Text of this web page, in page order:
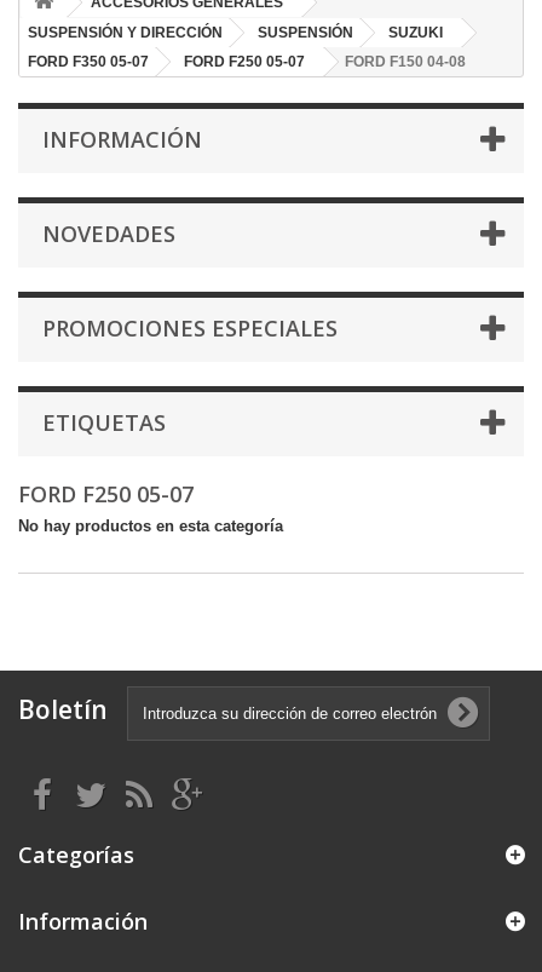
SUSPENSIÓN Y DIRECCIÓN
SUSPENSIÓN
SUZUKI
FORD F350 05-07
FORD F250 05-07 FORD F150 04-08
INFORMACIÓN
NOVEDADES
PROMOCIONES ESPECIALES
ETIQUETAS
FORD F250 05-07
No hay productos en esta categoría
Boletín
Categorías
Información